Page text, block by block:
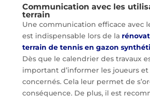
Communication avec les
terrain
Une communication efficace avec
est indispensable lors de la
terrain de tennis en gazon
Dès que le calendrier des travaux
important d’informer les joueurs et
concernés. Cela leur permet de
conséquence. De plus, il est